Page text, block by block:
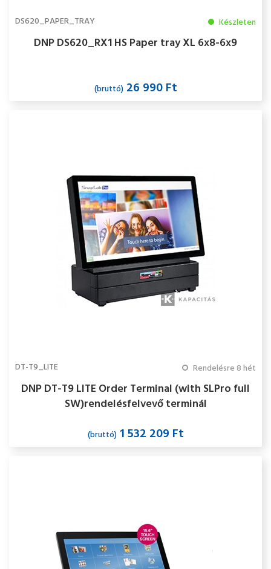
DS620_PAPER_TRAY Készleten
DNP DS620_RX1 HS Paper tray XL 6x8-6x9
(bruttó)26 990 Ft
DT-T9_LITE Rendelésre 8 hét
DNP DT-T9 LITE Order Terminal (with SLPro full
SW)rendelésfelvevő terminál
(bruttó)1 532 209 Ft